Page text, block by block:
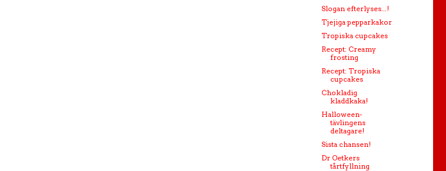
Slogan efterlyses...!
Tjejiga pepparkakor
Tropiska cupcakes
Recept: Creamy
frosting
Recept: Tropiska
cupcakes
Chokladig
kladdkaka!
Halloween-
tävlingens
deltagare!
Sista chansen!
Dr Oetkers
tårtfyllning